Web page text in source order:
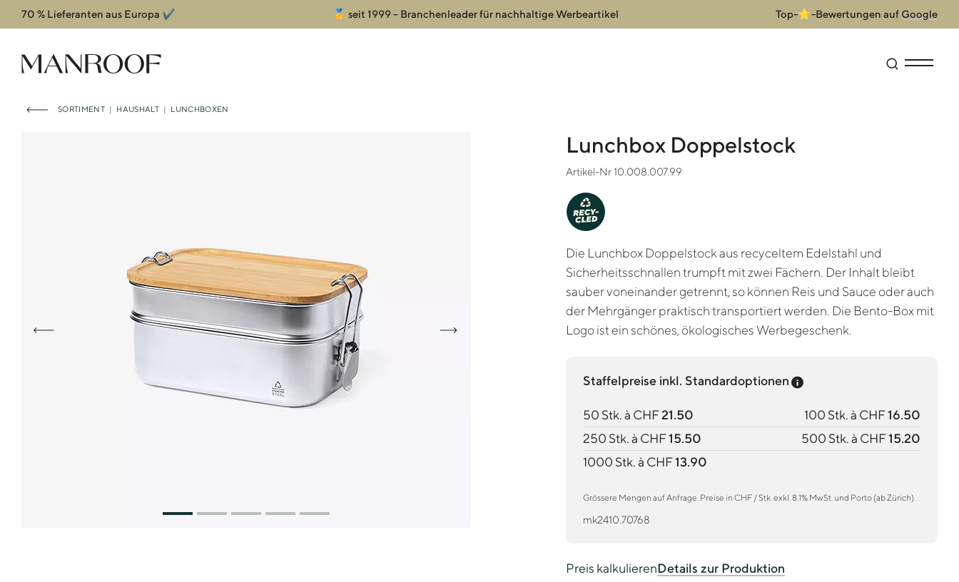
70 % Lieferanten aus Europa ✔️ 🥇 seit 1999 – Branchenleader für nachhaltige Werbeartikel Top-⭐-Bewertungen auf Google
Header
Manroof GmbH Suche
SORTIMENT | HAUSHALT | LUNCHBOXEN
Lunchbox Doppelstock
Artikel-Nr 10.008.007.99
RECY-
CLED
Die Lunchbox Doppelstock aus recyceltem Edelstahl und
Sicherheitsschnallen trumpft mit zwei Fächern. Der Inhalt bleibt
sauber voneinander getrennt, so können Reis und Sauce oder auch
der Mehrgänger praktisch transportiert werden. Die Bento-Box mit
Logo ist ein schönes, ökologisches Werbegeschenk.
Staffelpreise inkl. Standardoptionen Preis-Tooltip anzeigen
50 Stk. à CHF21.50 100 Stk. à CHF16.50
250 Stk. à CHF15.50 500 Stk. à CHF15.20
1000 Stk. à CHF13.90
Grössere Mengen auf Anfrage. Preise in CHF / Stk. exkl. 8.1% MwSt. und Porto (ab Zürich).
mk2410.70768
Preis kalkulierenDetails zur Produktion